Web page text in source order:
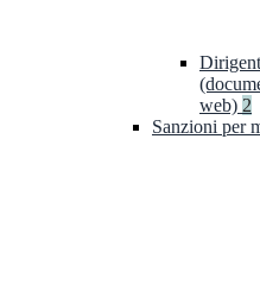
web) 2
Sanzioni per